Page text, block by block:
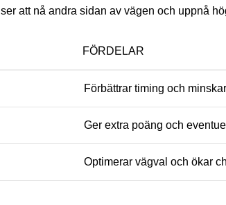
att nå andra sidan av vägen och uppnå
FÖRDELAR
Förbättrar timing och
Ger extra poäng och
Optimerar vägval och ökar